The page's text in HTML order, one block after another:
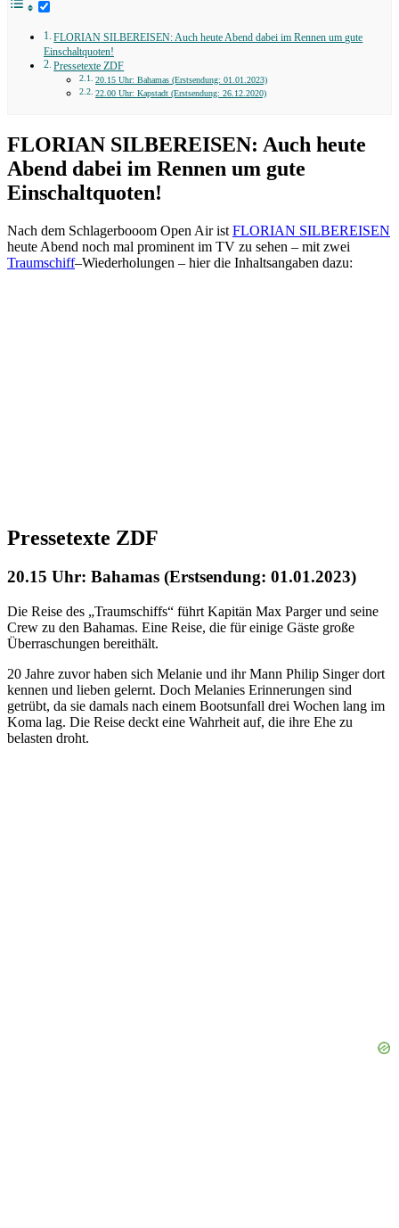
FLORIAN SILBEREISEN: Auch heute Abend dabei im Rennen um gute
Einschaltquoten!
Pressetexte ZDF
20.15 Uhr: Bahamas (Erstsendung: 01.01.2023)
22.00 Uhr: Kapstadt (Erstsendung: 26.12.2020)
FLORIAN SILBEREISEN: Auch heute
Abend dabei im Rennen um gute
Einschaltquoten!
Nach dem Schlagerbooom Open Air ist FLORIAN SILBEREISEN
heute Abend noch mal prominent im TV zu sehen – mit zwei
Traumschiff–Wiederholungen – hier die Inhaltsangaben dazu:
Pressetexte ZDF
20.15 Uhr: Bahamas (Erstsendung: 01.01.2023)
Die Reise des „Traumschiffs“ führt Kapitän Max Parger und seine
Crew zu den Bahamas. Eine Reise, die für einige Gäste große
Überraschungen bereithält.
20 Jahre zuvor haben sich Melanie und ihr Mann Philip Singer dort
kennen und lieben gelernt. Doch Melanies Erinnerungen sind
getrübt, da sie damals nach einem Bootsunfall drei Wochen lang im
Koma lag. Die Reise deckt eine Wahrheit auf, die ihre Ehe zu
belasten droht.